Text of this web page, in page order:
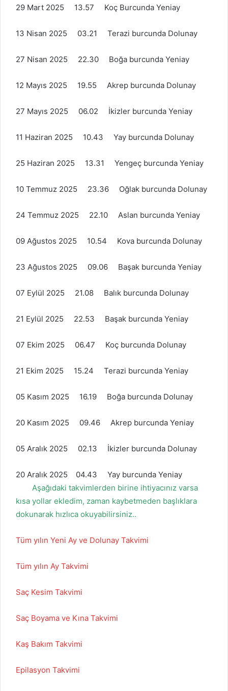
29 Mart 2025 13.57 Koç Burcunda Yeniay
13 Nisan 2025 03.21 Terazi burcunda Dolunay
27 Nisan 2025 22.30 Boğa burcunda Yeniay
12 Mayıs 2025 19.55 Akrep burcunda Dolunay
27 Mayıs 2025 06.02 İkizler burcunda Yeniay
11 Haziran 2025 10.43 Yay burcunda Dolunay
25 Haziran 2025 13.31 Yengeç burcunda Yeniay
10 Temmuz 2025 23.36 Oğlak burcunda Dolunay
24 Temmuz 2025 22.10 Aslan burcunda Yeniay
09 Ağustos 2025 10.54 Kova burcunda Dolunay
23 Ağustos 2025 09.06 Başak burcunda Yeniay
07 Eylül 2025 21.08 Balık burcunda Dolunay
21 Eylül 2025 22.53 Başak burcunda Yeniay
07 Ekim 2025 06.47 Koç burcunda Dolunay
21 Ekim 2025 15.24 Terazi burcunda Yeniay
05 Kasım 2025 16.19 Boğa burcunda Dolunay
20 Kasım 2025 09.46 Akrep burcunda Yeniay
05 Aralık 2025 02.13 İkizler burcunda Dolunay
20 Aralık 2025 04.43 Yay burcunda Yeniay
Aşağıdaki takvimlerden birine ihtiyacınız varsa
kısa yollar ekledim, zaman kaybetmeden başlıklara
dokunarak hızlıca okuyabilirsiniz..
Tüm yılın Yeni Ay ve Dolunay Takvimi
Tüm yılın Ay Takvimi
Saç Kesim Takvimi
Saç Boyama ve Kına Takvimi
Kaş Bakım Takvimi
Epilasyon Takvimi